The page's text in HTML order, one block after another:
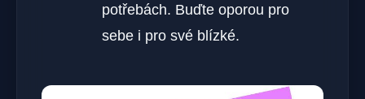
potřebách. Buďte oporou pro
sebe‌ i pro své ⁣blízké.